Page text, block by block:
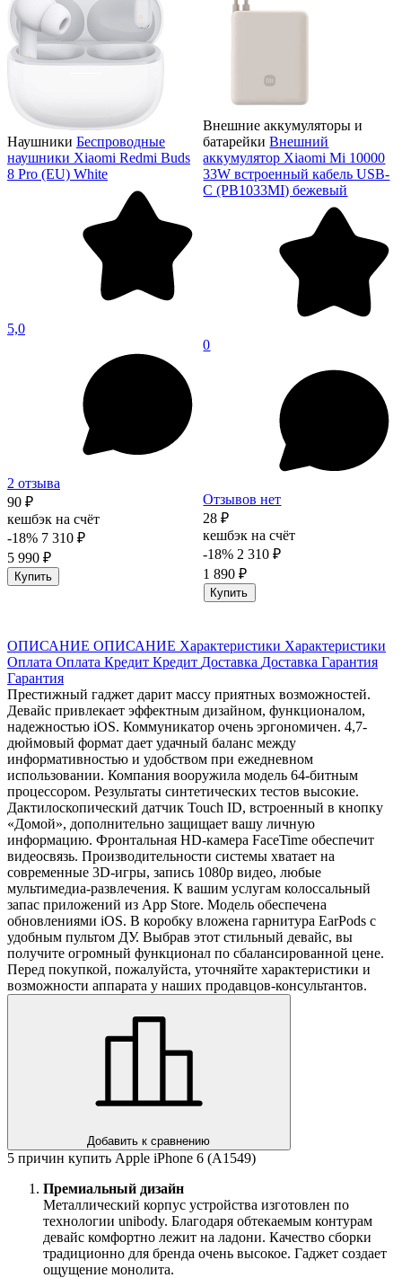
Наушники Беспроводные
наушники Xiaomi Redmi Buds
8 Pro (EU) White
5,0
2 отзыва
90 ₽
кешбэк на счёт
-18% 7 310 ₽
5 990 ₽
Купить
Внешние аккумуляторы и
батарейки Внешний
аккумулятор Xiaomi Mi 10000
33W встроенный кабель USB-
C (PB1033MI) бежевый
0
Отзывов нет
28 ₽
кешбэк на счёт
-18% 2 310 ₽
1 890 ₽
Купить
ОПИСАНИЕ ОПИСАНИЕ Характеристики Характеристики
Оплата Оплата Кредит Кредит Доставка Доставка Гарантия
Гарантия
Престижный гаджет дарит массу приятных возможностей.
Девайс привлекает эффектным дизайном, функционалом,
надежностью iOS. Коммуникатор очень эргономичен. 4,7-
дюймовый формат дает удачный баланс между
информативностью и удобством при ежедневном
использовании. Компания вооружила модель 64-битным
процессором. Результаты синтетических тестов высокие.
Дактилоскопический датчик Touch ID, встроенный в кнопку
«Домой», дополнительно защищает вашу личную
информацию. Фронтальная HD-камера FaceTime обеспечит
видеосвязь. Производительности системы хватает на
современные 3D-игры, запись 1080p видео, любые
мультимедиа-развлечения. К вашим услугам колоссальный
запас приложений из App Store. Модель обеспечена
обновлениями iOS. В коробку вложена гарнитура EarPods с
удобным пультом ДУ. Выбрав этот стильный девайс, вы
получите огромный функционал по сбалансированной цене.
Перед покупкой, пожалуйста, уточняйте характеристики и
возможности аппарата у наших продавцов-консультантов.
Добавить к сравнению
5 причин купить Apple iPhone 6 (A1549)
Премиальный дизайн
Металлический корпус устройства изготовлен по
технологии unibody. Благодаря обтекаемым контурам
девайс комфортно лежит на ладони. Качество сборки
традиционно для бренда очень высокое. Гаджет создает
ощущение монолита.